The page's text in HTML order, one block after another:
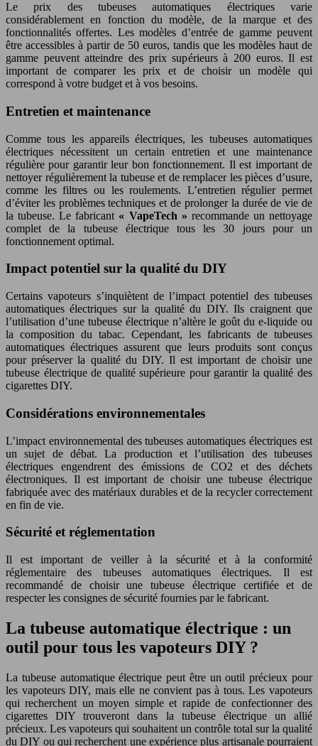
Le prix des tubeuses automatiques électriques varie
considérablement en fonction du modèle, de la marque et des
fonctionnalités offertes. Les modèles d’entrée de gamme peuvent
être accessibles à partir de 50 euros, tandis que les modèles haut de
gamme peuvent atteindre des prix supérieurs à 200 euros. Il est
important de comparer les prix et de choisir un modèle qui
correspond à votre budget et à vos besoins.
Entretien et maintenance
Comme tous les appareils électriques, les tubeuses automatiques
électriques nécessitent un certain entretien et une maintenance
régulière pour garantir leur bon fonctionnement. Il est important de
nettoyer régulièrement la tubeuse et de remplacer les pièces d’usure,
comme les filtres ou les roulements. L’entretien régulier permet
d’éviter les problèmes techniques et de prolonger la durée de vie de
la tubeuse. Le fabricant « VapeTech » recommande un nettoyage
complet de la tubeuse électrique tous les 30 jours pour un
fonctionnement optimal.
Impact potentiel sur la qualité du DIY
Certains vapoteurs s’inquiètent de l’impact potentiel des tubeuses
automatiques électriques sur la qualité du DIY. Ils craignent que
l’utilisation d’une tubeuse électrique n’altère le goût du e-liquide ou
la composition du tabac. Cependant, les fabricants de tubeuses
automatiques électriques assurent que leurs produits sont conçus
pour préserver la qualité du DIY. Il est important de choisir une
tubeuse électrique de qualité supérieure pour garantir la qualité des
cigarettes DIY.
Considérations environnementales
L’impact environnemental des tubeuses automatiques électriques est
un sujet de débat. La production et l’utilisation des tubeuses
électriques engendrent des émissions de CO2 et des déchets
électroniques. Il est important de choisir une tubeuse électrique
fabriquée avec des matériaux durables et de la recycler correctement
en fin de vie.
Sécurité et réglementation
Il est important de veiller à la sécurité et à la conformité
réglementaire des tubeuses automatiques électriques. Il est
recommandé de choisir une tubeuse électrique certifiée et de
respecter les consignes de sécurité fournies par le fabricant.
La tubeuse automatique électrique : un
outil pour tous les vapoteurs DIY ?
La tubeuse automatique électrique peut être un outil précieux pour
les vapoteurs DIY, mais elle ne convient pas à tous. Les vapoteurs
qui recherchent un moyen simple et rapide de confectionner des
cigarettes DIY trouveront dans la tubeuse électrique un allié
précieux. Les vapoteurs qui souhaitent un contrôle total sur la qualité
du DIY ou qui recherchent une expérience plus artisanale pourraient